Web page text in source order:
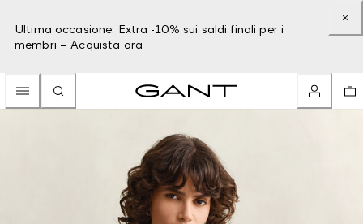
Ultima occasione: Extra -10% sui saldi finali per i
membri – Acquista ora